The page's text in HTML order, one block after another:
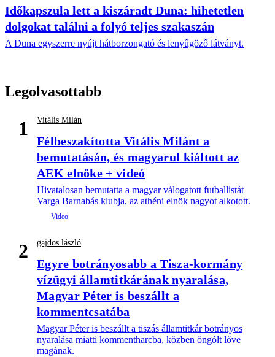
Időkapszula lett a kiszáradt Duna: hihetetlen
dolgokat találni a folyó teljes szakaszán
A Duna egyszerre nyújt hátborzongató és lenyűgöző látványt.
Legolvasottabb
1 Vitális Milán
Félbeszakította Vitális Milánt a
bemutatásán, és magyarul kiáltott az
AEK elnöke + videó
Hivatalosan bemutatta a magyar válogatott futballistát
Varga Barnabás klubja, az athéni elnök nagyot alkotott.
2 gajdos lászló
Egyre botrányosabb a Tisza-kormány
vízügyi államtitkárának nyaralása,
Magyar Péter is beszállt a
kommentcsatába
Magyar Péter is beszállt a tiszás államtitkár botrányos
nyaralása miatti kommentharcba, közben öngólt lőve
magának.